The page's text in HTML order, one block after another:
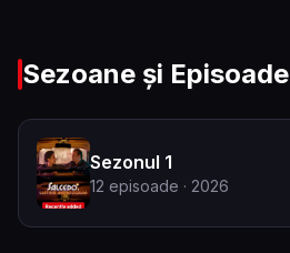
Sezoane și Episoade
Sezonul 1
12 episoade · 2026